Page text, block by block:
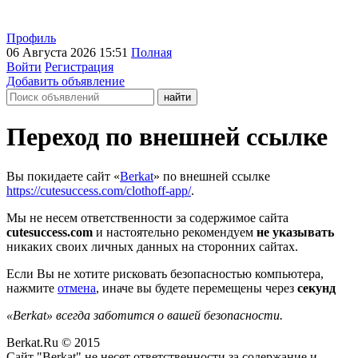
Профиль
06 Августа 2026 15:51 Полная
Войти Регистрация
Добавить объявление
Переход по внешней ссылке
Вы покидаете сайт «Berkat» по внешней ссылке
https://cutesuccess.com/clothoff-app/.
Мы не несем ответственности за содержимое сайта
cutesuccess.com и настоятельно рекомендуем не указывать
никаких своих личных данных на сторонних сайтах.
Если Вы не хотите рисковать безопасностью компьютера,
нажмите отмена, иначе вы будете перемещены через секунд
«Berkat» всегда заботится о вашей безопасности.
Berkat.Ru © 2015